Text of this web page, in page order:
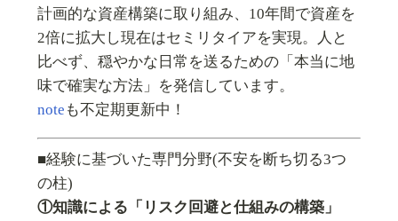
計画的な資産構築に取り組み、10年間で資産を
2倍に拡大し現在はセミリタイアを実現。人と
比べず、穏やかな日常を送るための「本当に地
味で確実な方法」を発信しています。
note も不定期更新中！
■経験に基づいた専門分野(不安を断ち切る3つ
の柱)
①知識による「リスク回避と仕組みの構築」